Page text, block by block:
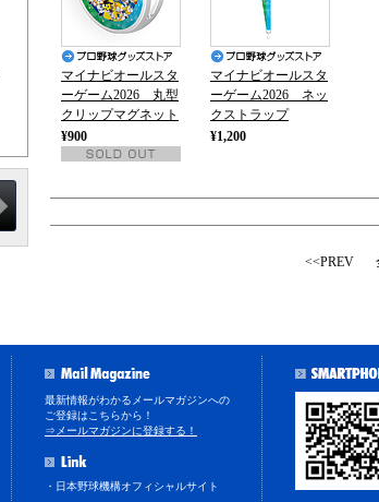
マイナビオールスタ
ーゲーム2026 丸型
クリップマグネット
¥900
マイナビオールスタ
ーゲーム2026 ネッ
クストラップ
¥1,200
<<PREV
最新情報がわかるメールマガジンへの
ご登録はこちらから！
⇒メールマガジンに登録する！
・日本野球機構オフィシャルサイト